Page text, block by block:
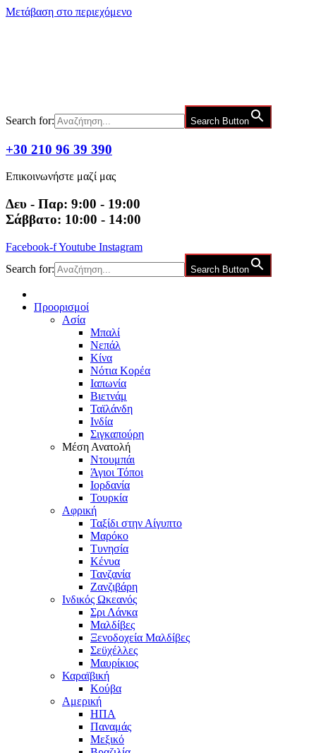
Μετάβαση στο περιεχόμενο
Search for: Search Button
+30 210 96 39 390
Επικοινωνήστε μαζί μας
Δευ - Παρ: 9:00 - 19:00
Σάββατο: 10:00 - 14:00
Facebook-fYoutube Instagram
Search for:
Search Button
Προορισμοί
Ασία
Μπαλί
Νεπάλ
Κίνα
Νότια Κορέα
Ιαπωνία
Βιετνάμ
Ταϊλάνδη
Ινδία
Σιγκαπούρη
Μέση Ανατολή
Ντουμπάι
Άγιοι Τόποι
Ιορδανία
Τουρκία
Αφρική
Ταξίδι στην Αίγυπτο
Μαρόκο
Τυνησία
Κένυα
Τανζανία
Ζανζιβάρη
Ινδικός Ωκεανός
Σρι Λάνκα
Μαλδίβες
Ξενοδοχεία Μαλδίβες
Σεϋχέλλες
Μαυρίκιος
Καραϊβική
Κούβα
Αμερική
ΗΠΑ
Παναμάς
Μεξικό